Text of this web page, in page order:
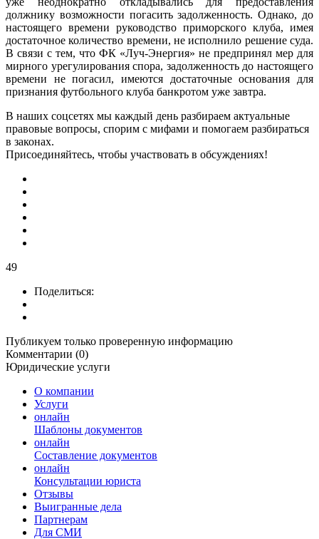
должнику возможности погасить задолженность. Однако, до
настоящего времени руководство приморского клуба, имея
достаточное количество времени, не исполнило решение суда.
В связи с тем, что ФК «Луч-Энергия» не предпринял мер для
мирного урегулирования спора, задолженность до настоящего
времени не погасил, имеются достаточные основания для
признания футбольного клуба банкротом уже завтра.
В наших соцсетях мы каждый день разбираем актуальные
правовые вопросы, спорим с мифами и помогаем разбираться
в законах.
Присоединяйтесь, чтобы участвовать в обсуждениях!
49
Поделиться:
Публикуем только проверенную информацию
Комментарии (0)
Юридические услуги
О компании
Услуги
онлайн
Шаблоны документов
онлайн
Составление документов
онлайн
Консультации юриста
Отзывы
Выигранные дела
Партнерам
Для СМИ